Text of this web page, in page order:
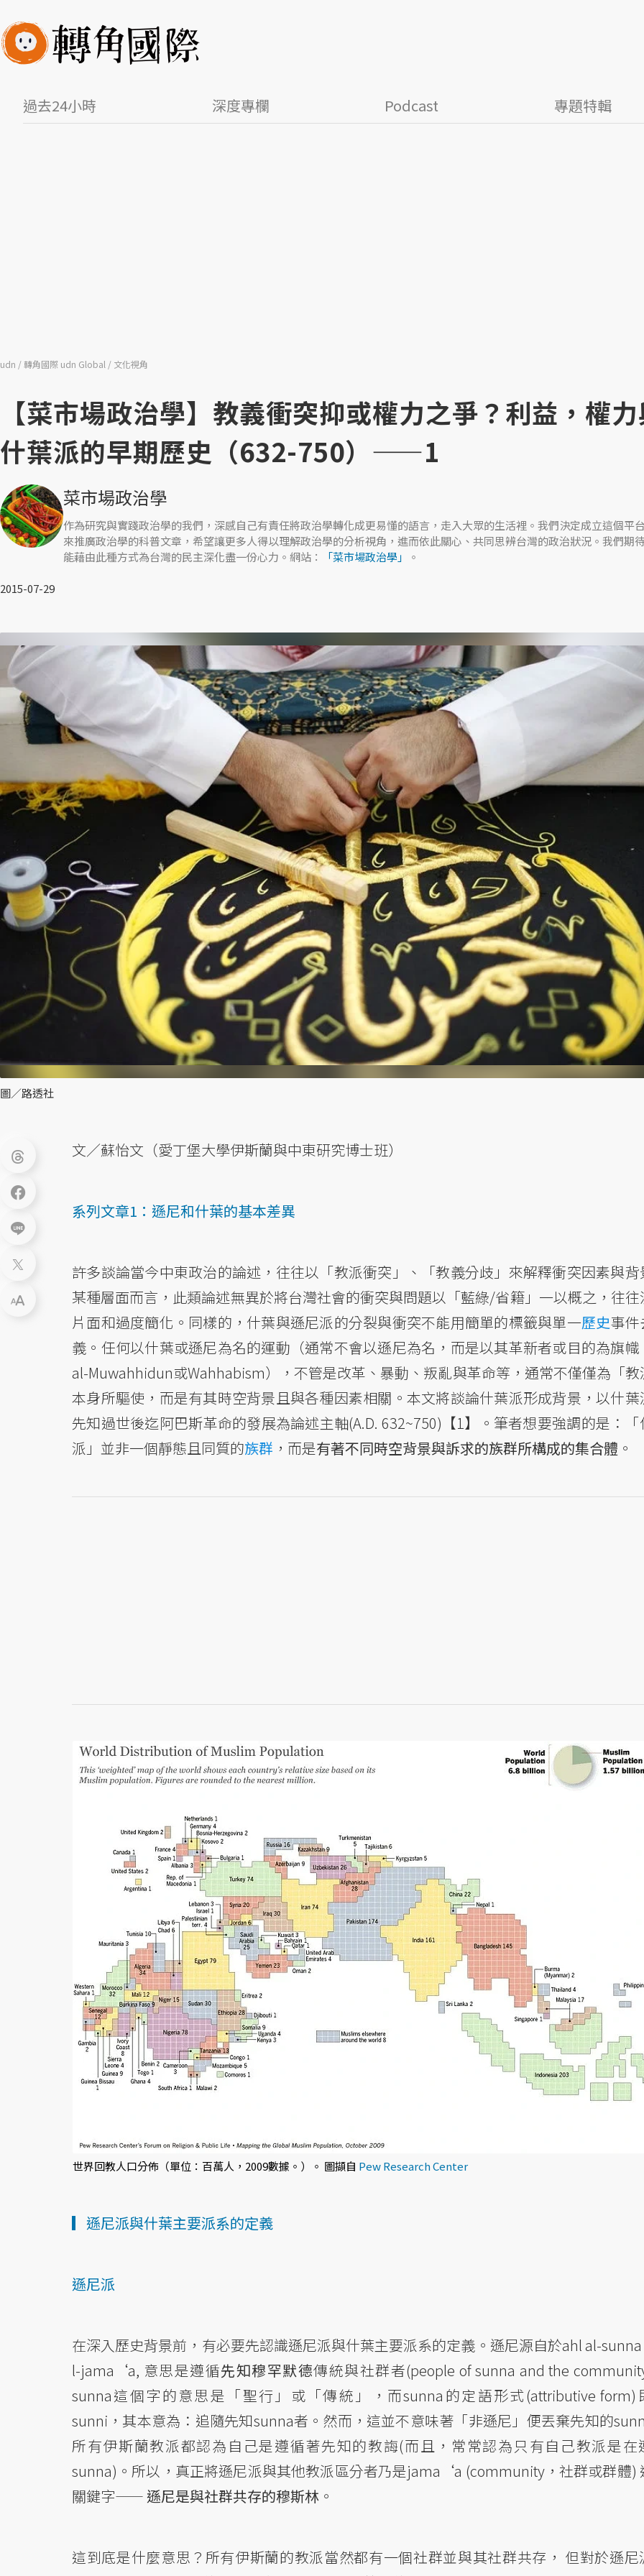
過去24小時 深度專欄 Podcast 專題特輯
udn 轉角國際 udn Global 文化視角
【菜市場政治學】教義衝突抑或權力之爭？利益，權
什葉派的早期歷史（632-750）——1
菜市場政治學
作為研究與實踐政治學的我們，深感自己有責任將政治學轉化成更易懂的語言，走入大眾的生活裡。我們決定成立這個平
來推廣政治學的科普文章，希望讓更多人得以理解政治學的分析視角，進而依此關心、共同思辨台灣的政治狀況。我們期
能藉由此種方式為台灣的民主深化盡一份心力。網站：
「菜市場政治學」 。
2015-07-29
圖／路透社
文／蘇怡文（愛丁堡大學伊斯蘭與中東研究博士班）
系列文章1：遜尼和什葉的基本差異
許多談論當今中東政治的論述，往往以「教派衝突」、「教義分歧」來解釋衝突因素與背
某種層面而言，此類論述無異於將台灣社會的衝突與問題以「藍綠/省籍」一以概之，往往
片面和過度簡化。同樣的，什葉與遜尼派的分裂與衝突不能用簡單的標籤與單一歷史事件
義。任何以什葉或遜尼為名的運動（通常不會以遜尼為名，而是以其革新者或目的為旗幟
al-Muwahhidun或Wahhabism），不管是改革、暴動、叛亂與革命等，通常不僅僅為「教
本身所驅使，而是有其時空背景且與各種因素相關。本文將談論什葉派形成背景，以什葉
先知過世後迄阿巴斯革命的發展為論述主軸(A.D. 632~750)【1】。筆者想要強調的是：「
派」並非一個靜態且同質的族群 ，而是有著不同時空背景與訴求的族群所構成的集合體 。
世界回教人口分佈（單位：百萬人，2009數據。）。 圖擷自 Pew Research Center
▎遜尼派與什葉主要派系的定義
遜尼派
在深入歷史背景前，有必要先認識遜尼派與什葉主要派系的定義。遜尼源自於ahl al-
l-jama‘a, 意思是遵循先知穆罕默德傳統與社群者(people of sunna and the
sunna這個字的意思是「聖行」或「傳統」，而sunna的定語形式(attributive form)
sunni，其本意為：追隨先知sunna者。然而，這並不意味著「非遜尼」便丟棄先知的
所有伊斯蘭教派都認為自己是遵循著先知的教誨(而且，常常認為只有自己教派是在
sunna)。所以，真正將遜尼派與其他教派區分者乃是jama‘a (community，社群或群體)
關鍵字——遜尼是與社群共存的穆斯林 。
這到底是什麼意思？所有伊斯蘭的教派當然都有一個社群並與其社群共存， 但對於遜尼